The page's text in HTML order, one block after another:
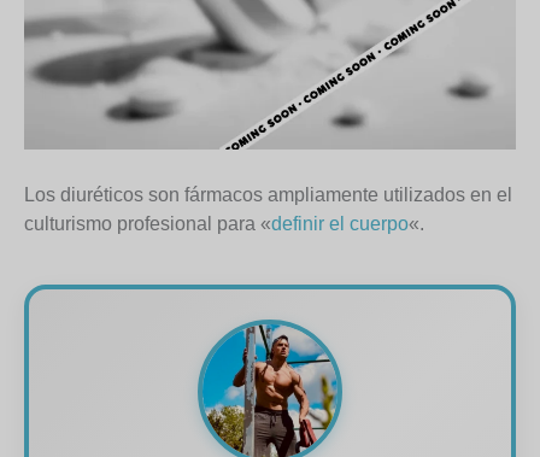
Los diuréticos son fármacos ampliamente utilizados en el
culturismo profesional para «definir el cuerpo«.